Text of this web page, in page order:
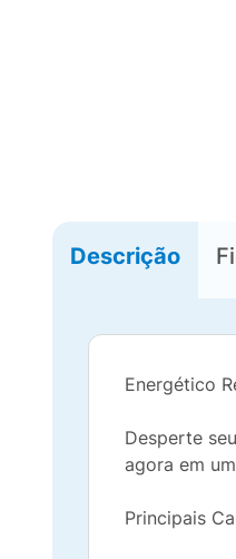
Descrição
Energético
Desperte
agora em
Principais